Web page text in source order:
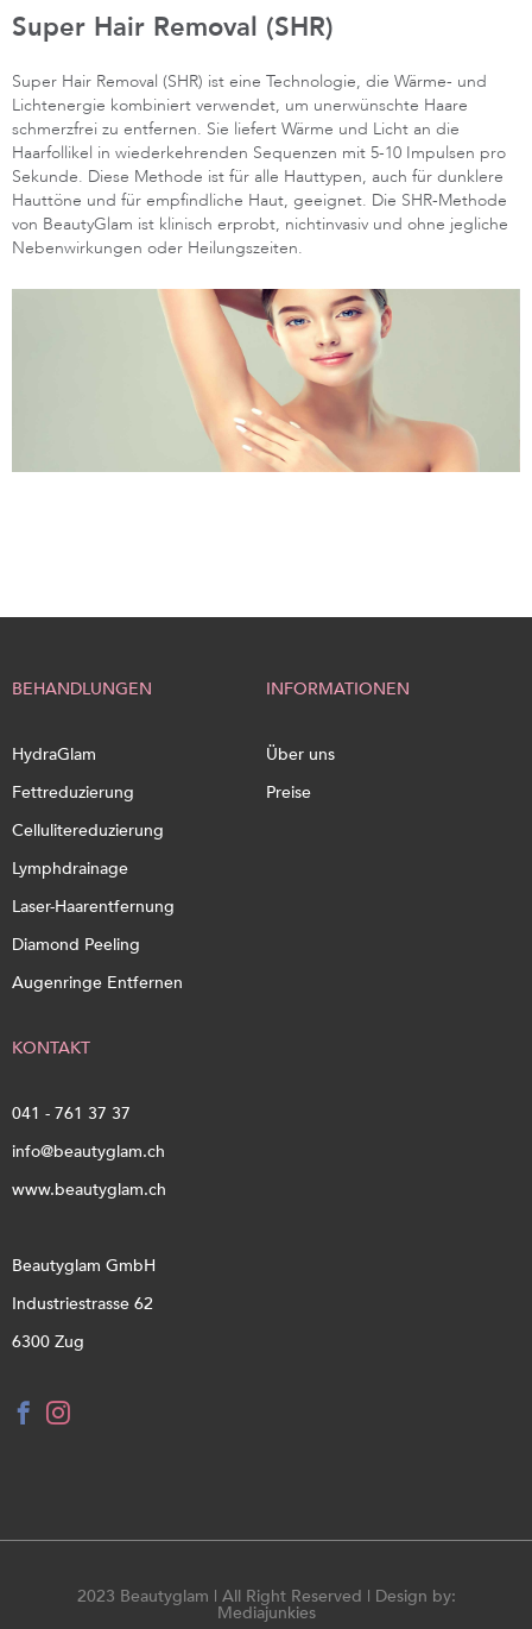
Super Hair Removal (SHR)
Super Hair Removal (SHR) ist eine Technologie, die Wärme- und
Lichtenergie kombiniert verwendet, um unerwünschte Haare
schmerzfrei zu entfernen. Sie liefert Wärme und Licht an die
Haarfollikel in wiederkehrenden Sequenzen mit 5-10 Impulsen pro
Sekunde. Diese Methode ist für alle Hauttypen, auch für dunklere
Hauttöne und für empfindliche Haut, geeignet. Die SHR-Methode
von BeautyGlam ist klinisch erprobt, nichtinvasiv und ohne jegliche
Nebenwirkungen oder Heilungszeiten.
BEHANDLUNGEN
HydraGlam
Fettreduzierung
Cellulitereduzierung
Lymphdrainage
Laser-Haarentfernung
Diamond Peeling
Augenringe Entfernen
INFORMATIONEN
Über uns
Preise
KONTAKT
041 - 761 37 37
info@beautyglam.ch
www.beautyglam.ch
Beautyglam GmbH
Industriestrasse 62
6300 Zug
2023 Beautyglam | All Right Reserved | Design by:
Mediajunkies